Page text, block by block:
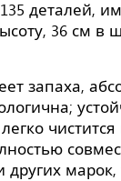
деталей,
36 см в
запаха,
других марок,